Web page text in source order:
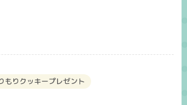
もりクッキープレゼント